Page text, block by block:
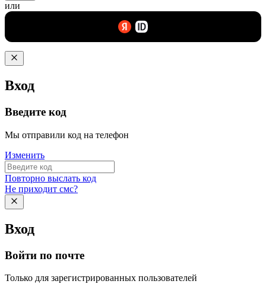
или
Вход
Введите код
Мы отправили код на телефон
Изменить
Повторно выслать код
Не приходит смс?
Вход
Войти по почте
Только для зарегистрированных пользователей